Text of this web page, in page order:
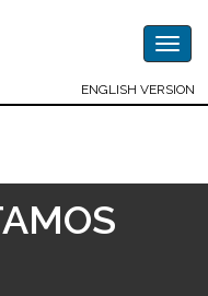
ENGLISH VERSION